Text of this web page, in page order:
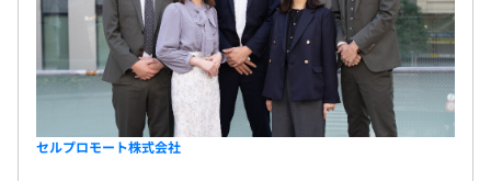
セルプロモート株式会社